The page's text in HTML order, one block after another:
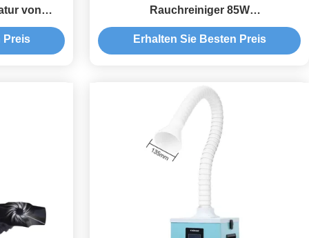
von
Preis
Rauchreiniger 85W
Schweißrauchenträger
Erhalten Sie Besten Preis